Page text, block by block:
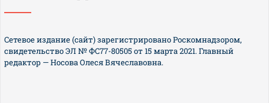
Сетевое издание (сайт) зарегистрировано Роскомнадзором,
свидетельство ЭЛ № ФС77-80505 от 15 марта 2021. Главный
редактор — Носова Олеся Вячеславовна.